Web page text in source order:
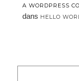
A WORDPRESS
dans HELLO